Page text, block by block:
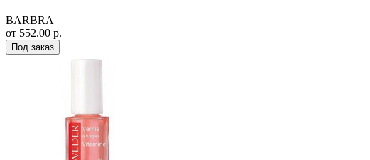
BARBRA
от 552.00 р.
Под заказ